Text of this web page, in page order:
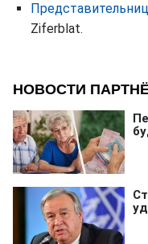
Ziferblat.